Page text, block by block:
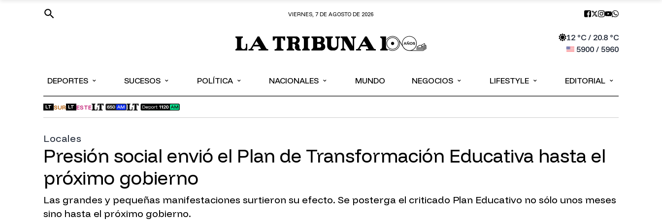
VIERNES, 7 DE AGOSTO DE 2026
12°C / 20.8°C
5900/ 5960
DEPORTES ⌄ SUCESOS ⌄ POLÍTICA ⌄ NACIONALES ⌄ MUNDO NEGOCIOS ⌄ LIFESTYLE ⌄ EDITORIAL ⌄
LT SUR LT ESTE
Locales
Presión social envió el Plan de Transformación Educativa hasta el
próximo gobierno
Las grandes y pequeñas manifestaciones surtieron su efecto. Se posterga el criticado Plan Educativo no sólo unos meses
sino hasta el próximo gobierno.